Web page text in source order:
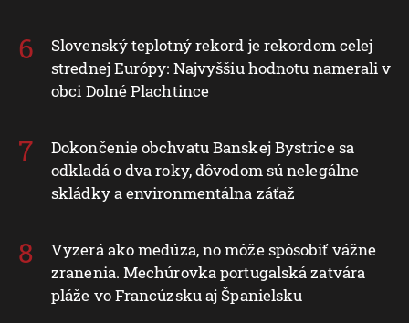
Slovenský teplotný rekord je rekordom celej
strednej Európy: Najvyššiu hodnotu namerali v
obci Dolné Plachtince
Dokončenie obchvatu Banskej Bystrice sa
odkladá o dva roky, dôvodom sú nelegálne
skládky a environmentálna záťaž
Vyzerá ako medúza, no môže spôsobiť vážne
zranenia. Mechúrovka portugalská zatvára
pláže vo Francúzsku aj Španielsku